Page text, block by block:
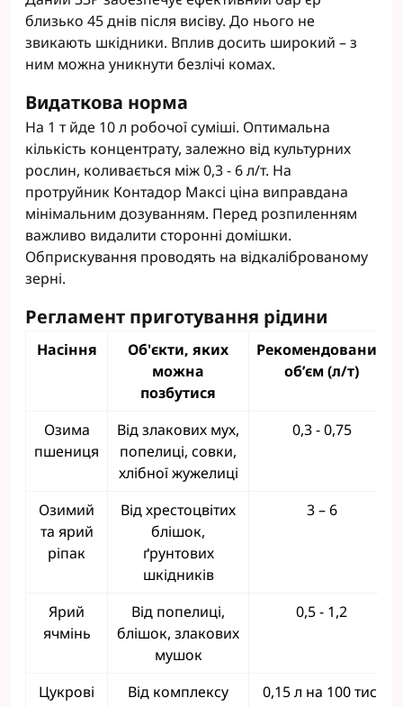
близько 45 днів після висіву. До нього не
звикають шкідники. Вплив досить широкий – з
ним можна уникнути безлічі комах.
Видаткова норма
На 1 т йде 10 л робочої суміші. Оптимальна
кількість концентрату, залежно від культурних
рослин, коливається між 0,3 - 6 л/т. На
протруйник Контадор Максі ціна виправдана
мінімальним дозуванням. Перед розпиленням
важливо видалити сторонні домішки.
Обприскування проводять на відкаліброваному
зерні.
Регламент приготування рідини
Насіння
Об'єкти, яких
можна
позбутися
Рекомендований
об’єм (л/т)
Озима
пшениця
Від злакових мух,
попелиці, совки,
хлібної жужелиці
0,3 - 0,75
Озимий
та ярий
ріпак
Від хрестоцвітих
блішок,
ґрунтових
шкідників
3 – 6
Ярий
ячмінь
Від попелиці,
блішок, злакових
мушок
0,5 - 1,2
Цукрові
Від комплексу
0,15 л на 100 тис.